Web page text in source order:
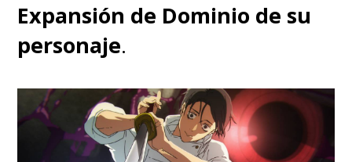
Expansión de Dominio de su
personaje.